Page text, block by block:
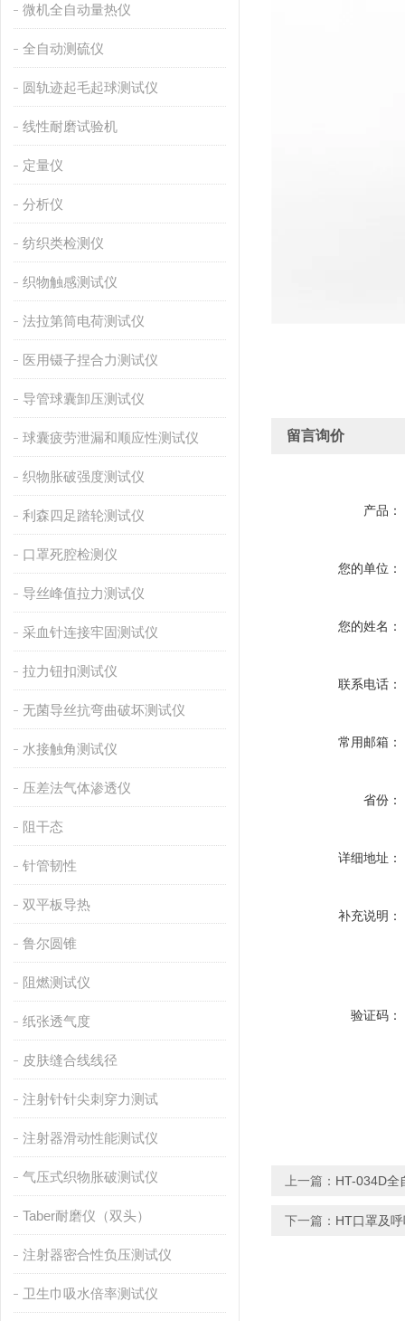
微机全自动量热仪
全自动测硫仪
圆轨迹起毛起球测试仪
线性耐磨试验机
定量仪
分析仪
纺织类检测仪
织物触感测试仪
法拉第筒电荷测试仪
医用镊子捏合力测试仪
导管球囊卸压测试仪
球囊疲劳泄漏和顺应性测试仪
织物胀破强度测试仪
利森四足踏轮测试仪
口罩死腔检测仪
导丝峰值拉力测试仪
采血针连接牢固测试仪
拉力钮扣测试仪
无菌导丝抗弯曲破坏测试仪
水接触角测试仪
压差法气体渗透仪
阻干态
针管韧性
双平板导热
鲁尔圆锥
阻燃测试仪
纸张透气度
皮肤缝合线线径
注射针针尖刺穿力测试
注射器滑动性能测试仪
气压式织物胀破测试仪
Taber耐磨仪（双头）
注射器密合性负压测试仪
卫生巾吸水倍率测试仪
留言询价
产品：
您的单位：
您的姓名：
联系电话：
常用邮箱：
省份：
详细地址：
补充说明：
验证码：
上一篇： HT-034D全
下一篇： HT口罩及